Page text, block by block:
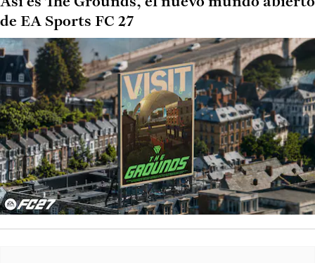
de EA Sports FC 27